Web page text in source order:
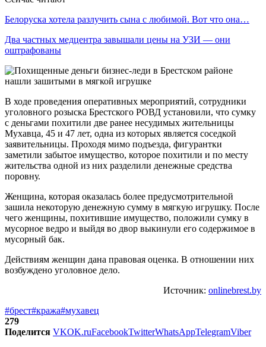
Белоруска хотела разлучить сына с любимой. Вот что она…
Два частных медцентра завышали цены на УЗИ — они
оштрафованы
В ходе проведения оперативных мероприятий, сотрудники
уголовного розыска Брестского РОВД установили, что сумку
с деньгами похитили две ранее несудимых жительницы
Мухавца, 45 и 47 лет, одна из которых является соседкой
заявительницы. Проходя мимо подъезда, фигурантки
заметили забытое имущество, которое похитили и по месту
жительства одной из них разделили денежные средства
поровну.
Женщина, которая оказалась более предусмотрительной
зашила некоторую денежную сумму в мягкую игрушку. После
чего женщины, похитившие имущество, положили сумку в
мусорное ведро и выйдя во двор выкинули его содержимое в
мусорный бак.
Действиям женщин дана правовая оценка. В отношении них
возбуждено уголовное дело.
Источник: onlinebrest.by
#брест#кража#мухавец
279
Поделится VKOK.ruFacebookTwitterWhatsAppTelegramViber